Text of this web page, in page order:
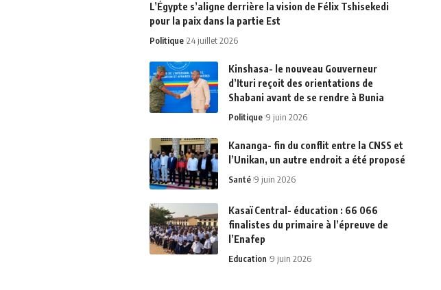
L’Égypte s’aligne derrière la vision de Félix Tshisekedi
pour la paix dans la partie Est
Politique 24 juillet 2026
Kinshasa- le nouveau Gouverneur
d’Ituri reçoit des orientations de
Shabani avant de se rendre à Bunia
Politique 9 juin 2026
Kananga- fin du conflit entre la CNSS et
l’Unikan, un autre endroit a été proposé
Santé 9 juin 2026
Kasaï Central- éducation : 66 066
finalistes du primaire à l’épreuve de
l’Enafep
Education 9 juin 2026